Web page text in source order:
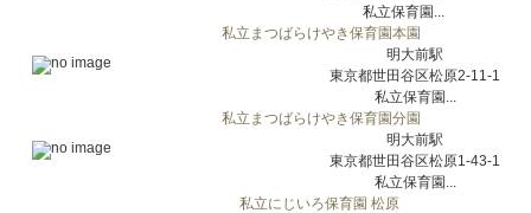
私立保育園...
私立まつばらけやき保育園本園
明大前駅
東京都世田谷区松原2-11-1
私立保育園...
私立まつばらけやき保育園分園
明大前駅
東京都世田谷区松原1-43-1
私立保育園...
私立にじいろ保育園 松原